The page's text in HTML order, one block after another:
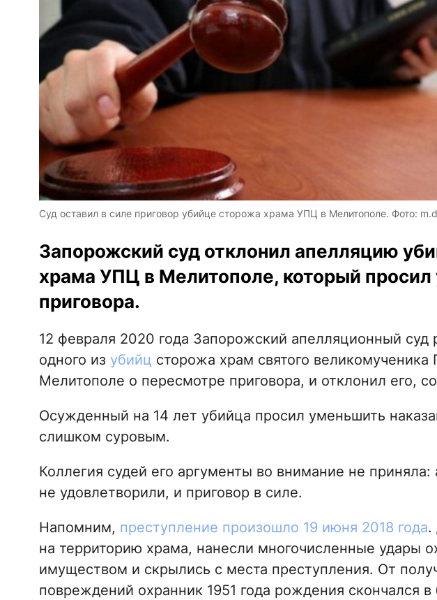
Суд оставил в силе приговор убийце сторожа храма УПЦ в Мелитополе. Фото:
Запорожский суд отклонил апелляцию
храма УПЦ в Мелитополе, который
приговора.
12 февраля 2020 года Запорожский апелляционный суд
одного из убийц сторожа храм святого великомученика
Мелитополе о пересмотре приговора, и отклонил его,
Осужденный на 14 лет убийца просил уменьшить
слишком суровым.
Коллегия судей его аргументы во внимание не
не удовлетворили, и приговор в силе.
Напомним, преступление произошло 19 июня 2018 года.
на территорию храма, нанесли многочисленные удары
имуществом и скрылись с места преступления. От
повреждений охранник 1951 года рождения скончался